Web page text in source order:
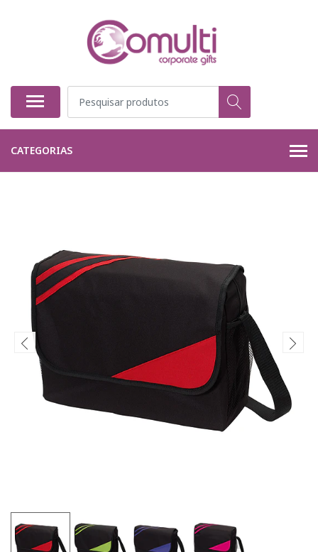
CATEGORIAS